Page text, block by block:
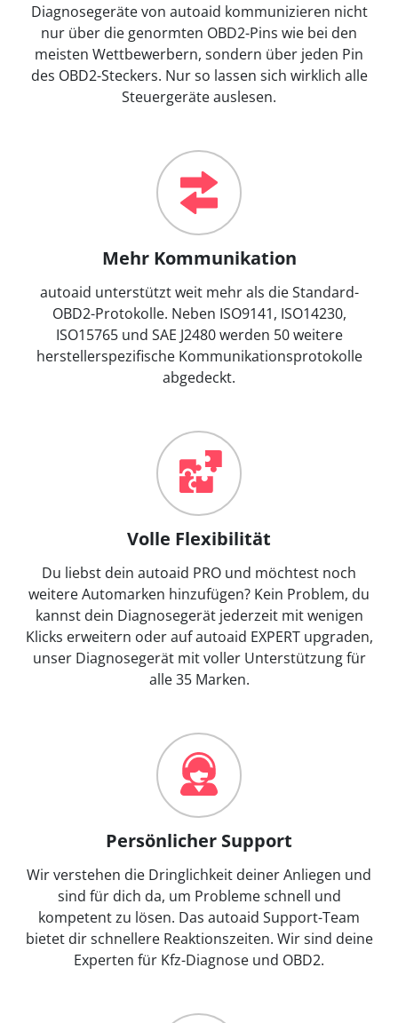
Diagnosegeräte von autoaid kommunizieren nicht
nur über die genormten OBD2-Pins wie bei den
meisten Wettbewerbern, sondern über jeden Pin
des OBD2-Steckers. Nur so lassen sich wirklich alle
Steuergeräte auslesen.
Mehr Kommunikation
autoaid unterstützt weit mehr als die Standard-
OBD2-Protokolle. Neben ISO9141, ISO14230,
ISO15765 und SAE J2480 werden 50 weitere
herstellerspezifische Kommunikationsprotokolle
abgedeckt.
Volle Flexibilität
Du liebst dein autoaid PRO und möchtest noch
weitere Automarken hinzufügen? Kein Problem, du
kannst dein Diagnosegerät jederzeit mit wenigen
Klicks erweitern oder auf autoaid EXPERT upgraden,
unser Diagnosegerät mit voller Unterstützung für
alle 35 Marken.
Persönlicher Support
Wir verstehen die Dringlichkeit deiner Anliegen und
sind für dich da, um Probleme schnell und
kompetent zu lösen. Das autoaid Support-Team
bietet dir schnellere Reaktionszeiten. Wir sind deine
Experten für Kfz-Diagnose und OBD2.